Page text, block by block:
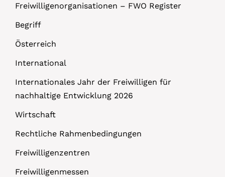
Freiwilligenorganisationen – FWO Register
Begriff
Österreich
International
Internationales Jahr der Freiwilligen für
nachhaltige Entwicklung 2026
Wirtschaft
Rechtliche Rahmenbedingungen
Freiwilligenzentren
Freiwilligenmessen